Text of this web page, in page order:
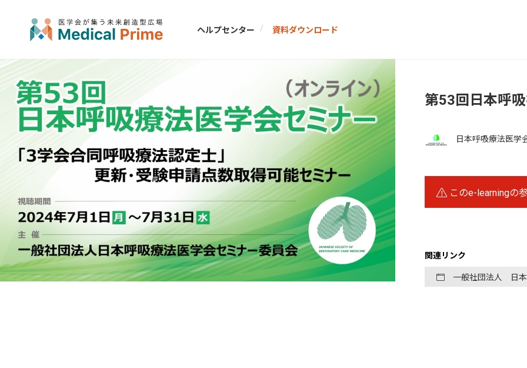
ヘルプセンター
資料ダウンロード
第53回日本呼
日本呼吸療法医学
このe-learningの
関連リンク
一般社団法人 日本